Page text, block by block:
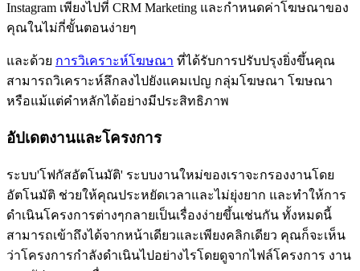
Instagram เพียงไปที่ CRM Marketing และกำหนดค่าโฆษณาของ
คุณในไม่กี่ขั้นตอนง่ายๆ
และด้วย การวิเคราะห์โฆษณา ที่ได้รับการปรับปรุงยิ่งขึ้นคุณ
สามารถวิเคราะห์ลึกลงไปยังแคมเปญ กลุ่มโฆษณา โฆษณา
หรือแม้แต่คำหลักได้อย่างมีประสิทธิภาพ
อัปเดตงานและโครงการ
ระบบ'โฟกัสอัตโนมัติ' ระบบงานใหม่ของเราจะกรองงานโดย
อัตโนมัติ ช่วยให้คุณประหยัดเวลาและไม่ยุ่งยาก และทำให้การ
ดำเนินโครงการต่างๆกลายเป็นเรื่องง่ายขึ้นเช่นกัน ทั้งหมดนี้
สามารถเข้าถึงได้จากหน้าเดียวและเพียงคลิกเดียว คุณก็จะเห็น
ว่าโครงการกำลังดำเนินไปอย่างไรโดยดูจากไฟล์โครงการ งาน